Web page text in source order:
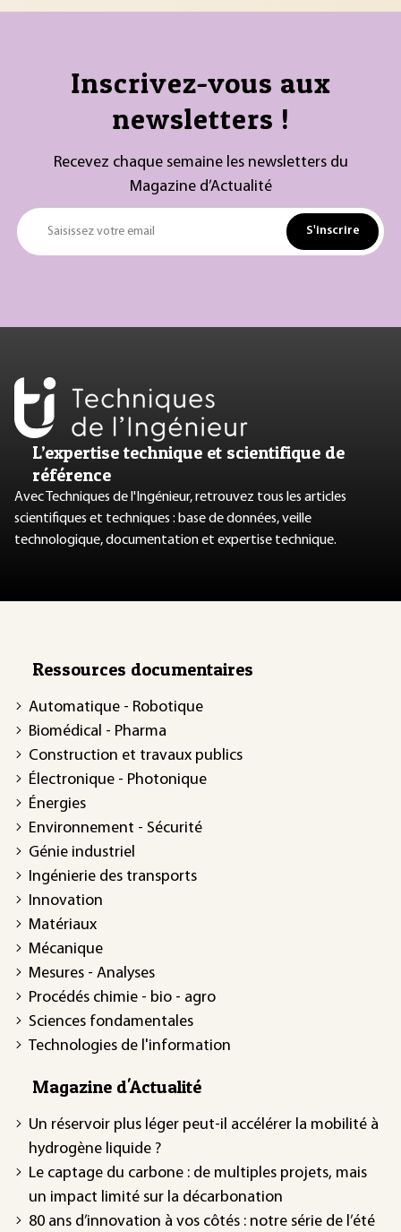
Inscrivez-vous aux
newsletters !
Recevez chaque semaine les newsletters du
Magazine d’Actualité
Saisissez votre email S'inscrire
L’expertise technique et scientifique de
référence
Avec Techniques de l'Ingénieur, retrouvez tous les articles
scientifiques et techniques : base de données, veille
technologique, documentation et expertise technique.
Ressources documentaires
Automatique - Robotique
Biomédical - Pharma
Construction et travaux publics
Électronique - Photonique
Énergies
Environnement - Sécurité
Génie industriel
Ingénierie des transports
Innovation
Matériaux
Mécanique
Mesures - Analyses
Procédés chimie - bio - agro
Sciences fondamentales
Technologies de l'information
Magazine d'Actualité
Un réservoir plus léger peut-il accélérer la mobilité à
hydrogène liquide ?
Le captage du carbone : de multiples projets, mais
un impact limité sur la décarbonation
80 ans d’innovation à vos côtés : notre série de l’été